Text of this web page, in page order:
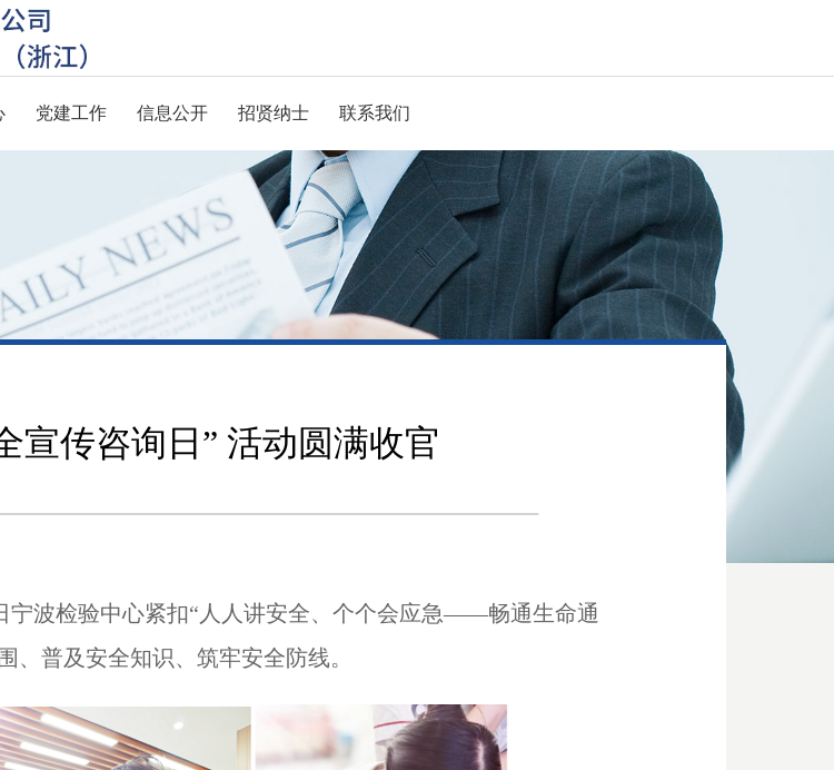
党建工作 信息公开 招贤纳士 联系我们
宣传咨询日” 活动圆满收官
宁波检验中心紧扣“人人讲安全、个个会应急——畅通生命通
、普及安全知识、筑牢安全防线。